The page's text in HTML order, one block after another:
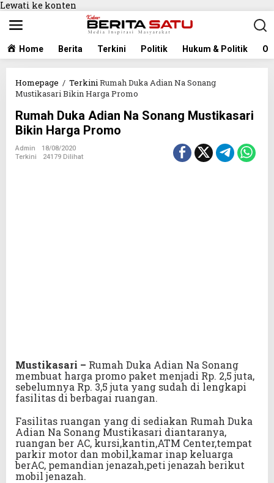
Lewati ke konten
Home Berita Terkini Politik Hukum & Politik
Homepage / TerkiniRumah Duka Adian Na Sonang
Mustikasari Bikin Harga Promo
Rumah Duka Adian Na Sonang Mustikasari
Bikin Harga Promo
Admin
18/08/2020
Terkini
24179 Dilihat
Mustikasari – Rumah Duka Adian Na Sonang
membuat harga promo paket menjadi Rp. 2,5 juta,
sebelumnya Rp. 3,5 juta yang sudah di lengkapi
fasilitas di berbagai ruangan.
Fasilitas ruangan yang di sediakan Rumah Duka
Adian Na Sonang Mustikasari diantaranya,
ruangan ber AC, kursi,kantin,ATM Center,tempat
parkir motor dan mobil,kamar inap keluarga
berAC, pemandian jenazah,peti jenazah berikut
mobil jenazah.